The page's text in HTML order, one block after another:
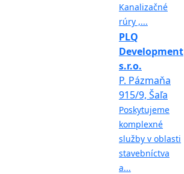
Kanalizačné
rúry ,...
PLQ
Development
s.r.o.
P. Pázmaňa
915/9, Šaľa
Poskytujeme
komplexné
služby v oblasti
stavebníctva
a...